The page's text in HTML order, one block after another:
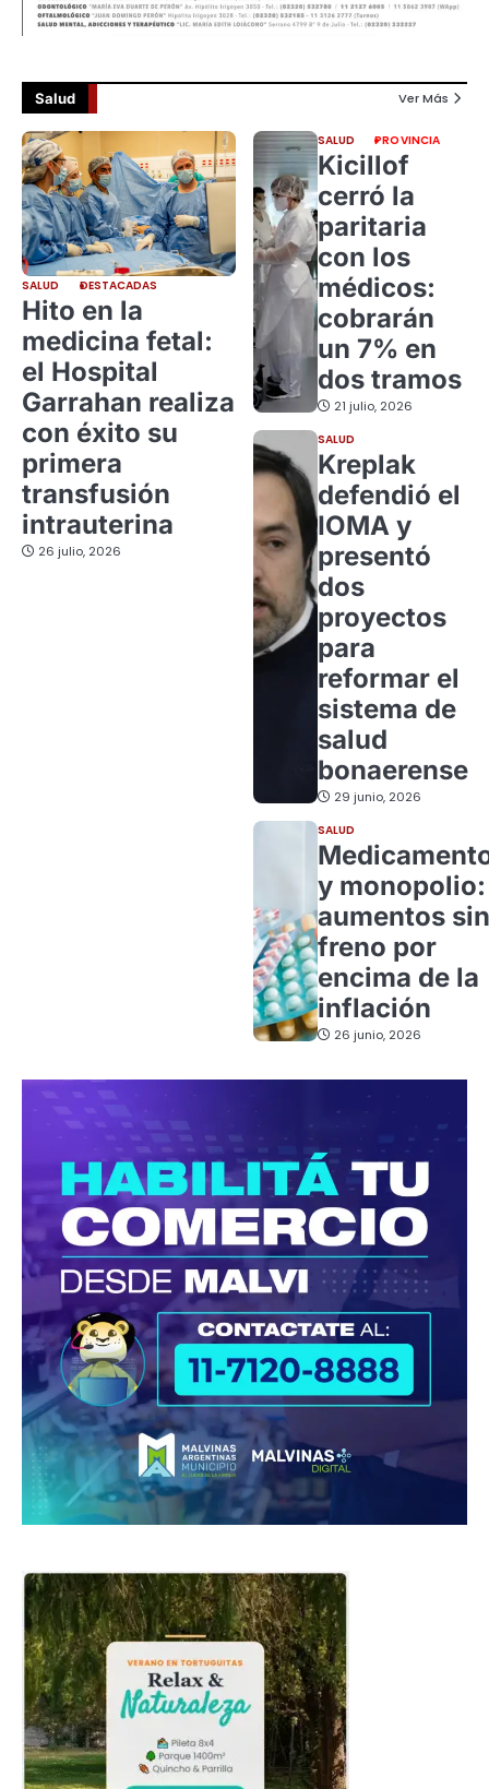
Salud Ver Más
SALUD DESTACADAS
Hito en la
medicina fetal:
el Hospital
Garrahan realiza
con éxito su
primera
transfusión
intrauterina
26 julio, 2026
SALUD PROVINCIA
Kicillof
cerró la
paritaria
con los
médicos:
cobrarán
un 7% en
dos tramos
21 julio, 2026
SALUD
Kreplak
defendió el
IOMA y
presentó
dos
proyectos
para
reformar el
sistema de
salud
bonaerense
29 junio, 2026
SALUD
y monopolio:
aumentos sin
freno por
encima de la
inflación
26 junio, 2026